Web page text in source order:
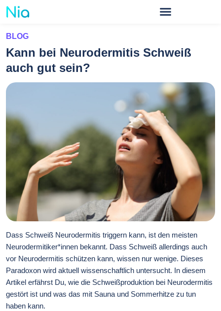
BLOG
Kann bei Neurodermitis Schweiß
auch gut sein?
Dass Schweiß Neurodermitis triggern kann, ist den meisten
Neurodermitiker*innen bekannt. Dass Schweiß allerdings auch
vor Neurodermitis schützen kann, wissen nur wenige. Dieses
Paradoxon wird aktuell wissenschaftlich untersucht. In diesem
Artikel erfährst Du, wie die Schweißproduktion bei Neurodermitis
gestört ist und was das mit Sauna und Sommerhitze zu tun
haben kann.